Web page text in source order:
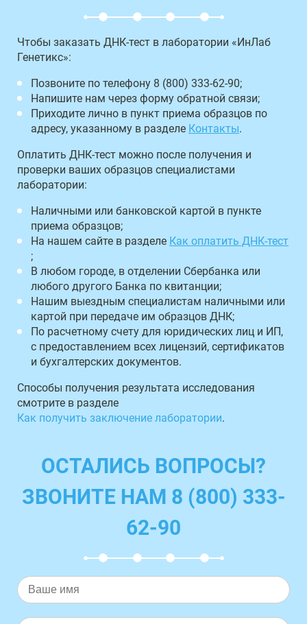
Чтобы заказать ДНК-тест в лаборатории «ИнЛаб
Генетикс»:
Позвоните по телефону 8 (800) 333-62-90;
Напишите нам через форму обратной связи;
Приходите лично в пункт приема образцов по
адресу, указанному в разделе Контакты.
Оплатить ДНК-тест можно после получения и
проверки ваших образцов специалистами
лаборатории:
Наличными или банковской картой в пункте
приема образцов;
На нашем сайте в разделе Как оплатить ДНК-тест
;
В любом городе, в отделении Сбербанка или
любого другого Банка по квитанции;
Нашим выездным специалистам наличными или
картой при передаче им образцов ДНК;
По расчетному счету для юридических лиц и ИП,
с предоставлением всех лицензий, сертификатов
и бухгалтерских документов.
Способы получения результата исследования
смотрите в разделе
Как получить заключение лаборатории.
ОСТАЛИСЬ ВОПРОСЫ?
ЗВОНИТЕ НАМ 8 (800) 333-
62-90